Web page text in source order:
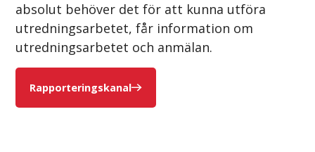
absolut behöver det för att kunna utföra
utredningsarbetet, får information om
utredningsarbetet och anmälan.
Rapporteringskanal